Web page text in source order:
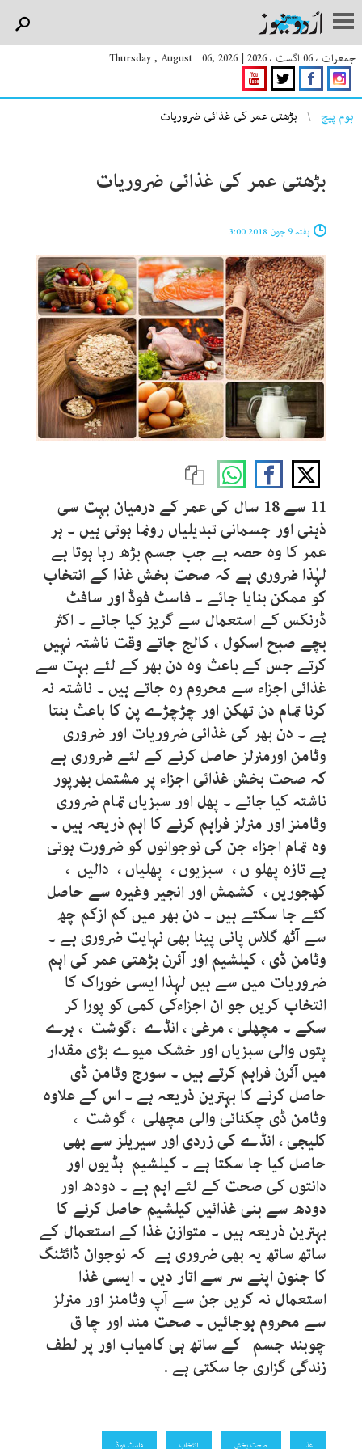
جمعرات ، 06 اگست ، 2026 |
Thursday , August 06, 2026
You are here
ہوم پیچ بڑھتی عمر کی غذائی ضروریات‎
بڑھتی عمر کی غذائی ضروریات‎
ہفتہ 9 جون 2018 3:00
11 سے 18 سال کی عمر کے درمیان بہت سی
ذہنی اور جسمانی تبدیلیاں رونما ہوتی ہیں ۔ ہر
عمر کا وہ حصہ ہے جب جسم بڑھ رہا ہوتا ہے
لہٰذا ضروری ہے کہ صحت بخش غذا کے انتخاب
کو ممکن بنایا جائے ۔ فاسٹ فوڈ اور سافٹ
ڈرنکس کے استعمال سے گریز کیا جائے ۔ اکثر
بچے صبح اسکول ، کالج جاتے وقت ناشتہ نہیں
کرتے جس کے باعث وہ دن بھر کے لئے بہت سے
غذائی اجزاء سے محروم رہ جاتے ہیں ۔ ناشتہ نہ
کرنا تمام دن تھکن اور چڑچڑے پن کا باعث بنتا
ہے ۔ دن بھر کی غذائی ضروریات اور ضروری
وٹامن اورمنرلز حاصل کرنے کے لئے ضروری ہے
کہ صحت بخش غذائی اجزاء پر مشتمل بھرپور
ناشتہ کیا جائے ۔ پھل اور سبزیاں تمام ضروری
وٹامنز اور منرلز فراہم کرنے کا اہم ذریعہ ہیں ۔
وہ تمام اجزاء جن کی نوجوانوں کو ضرورت ہوتی
ہے تازہ پھلو ں ، سبزیوں ، پھلیاں ، دالیں ،
کھجوریں ، کشمش اور انجیر وغیرہ سے حاصل
کئے جا سکتے ہیں ۔ دن بھر میں کم ازکم چھ
سے آٹھ گلاس پانی پینا بھی نہایت ضروری ہے ۔
وٹامن ڈی ، کیلشیم اور آئرن بڑھتی عمر کی اہم
ضروریات میں سے ہیں لہذا ایسی خوراک کا
انتخاب کریں جو ان اجزاءکی کمی کو پورا کر
سکے ۔ مچھلی ، مرغی ، انڈے ،گوشت ، ہرے
پتوں والی سبزیاں اور خشک میوے بڑی مقدار
میں آئرن فراہم کرتے ہیں ۔ سورج وٹامن ڈی
حاصل کرنے کا بہترین ذریعہ ہے ۔ اس کے علاوہ
وٹامن ڈی چکنائی والی مچھلی ، گوشت ،
کلیجی ، انڈے کی زردی اور سیریلز سے بھی
حاصل کیا جا سکتا ہے ۔ کیلشیم ہڈیوں اور
دانتوں کی صحت کے لئے اہم ہے ۔ دودھ اور
دودھ سے بنی غذائیں کیلشیم حاصل کرنے کا
بہترین ذریعہ ہیں ۔ متوازن غذا کے استعمال کے
ساتھ ساتھ یہ بھی ضروری ہے کہ نوجوان ڈائٹنگ
کا جنون اپنے سر سے اتار دیں ۔ ایسی غذا
استعمال نہ کریں جن سے آپ وٹامنز اور منرلز
سے محروم ہوجائیں ۔ صحت مند اور چا ق
چوبند جسم کے ساتھ ہی کامیاب اور پر لطف
زندگی گزاری جا سکتی ہے .
غذا صحت بخش انتخاب فاسٹ فوڈ